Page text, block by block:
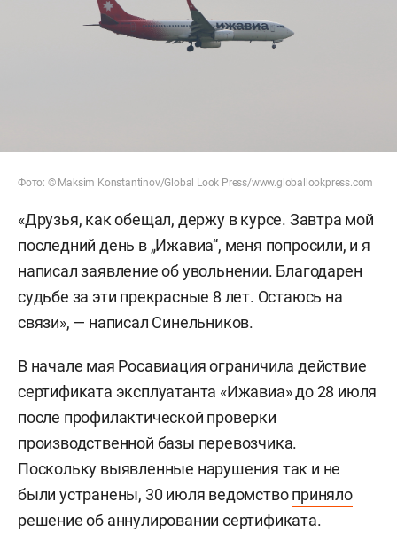
Фото: © Maksim Konstantinov/Global Look Press/www.globallookpress.com
«Друзья, как обещал, держу в курсе. Завтра мой
последний день в „Ижавиа“, меня попросили, и я
написал заявление об увольнении. Благодарен
судьбе за эти прекрасные 8 лет. Остаюсь на
связи», — написал Синельников.
В начале мая Росавиация ограничила действие
сертификата эксплуатанта «Ижавиа» до 28 июля
после профилактической проверки
производственной базы перевозчика.
Поскольку выявленные нарушения так и не
были устранены, 30 июля ведомствоприняло
решение об аннулировании сертификата.